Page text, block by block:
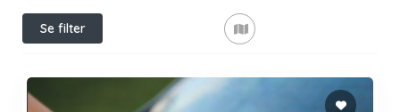
Se filter